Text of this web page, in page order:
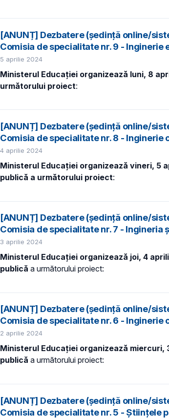
[ANUNȚ] Dezbatere (ședință online/
Comisia de specialitate nr. 9 - Inginerie
5 aprilie 2024
Ministerul Educației organizează luni, 8
următorului proiect:
[ANUNȚ] Dezbatere (ședință online/
Comisia de specialitate nr. 8 - Inginerie
4 aprilie 2024
Ministerul Educației organizează vineri, 5
publică a următorului proiect:
[ANUNȚ] Dezbatere (ședință online/
Comisia de specialitate nr. 7 - Ingineria
3 aprilie 2024
Ministerul Educației organizează joi, 4
publică a următorului proiect:
[ANUNȚ] Dezbatere (ședință online/
Comisia de specialitate nr. 6 -
2 aprilie 2024
Ministerul Educației organizează miercuri,
publică a următorului proiect:
[ANUNȚ] Dezbatere (ședință online/
Comisia de specialitate nr. 5 - Științele